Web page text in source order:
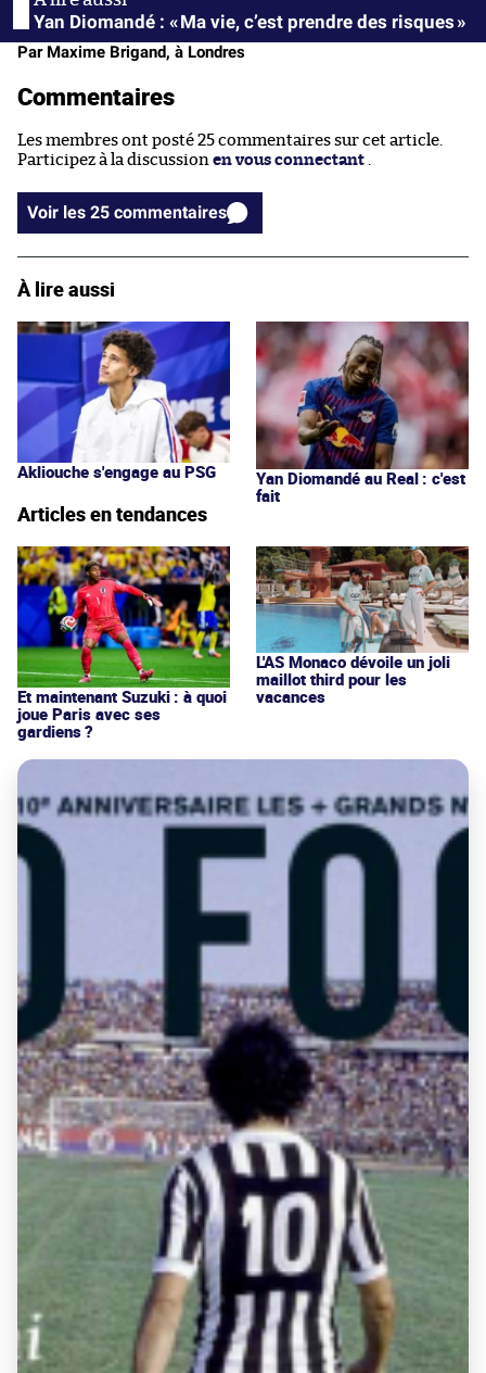
Yan Diomandé : « Ma vie, c’est prendre des risques »
Par Maxime Brigand, à Londres
Commentaires
Les membres ont posté 25 commentaires sur cet article.
Participez à la discussion en vous connectant
Voir les 25 commentaires
À lire aussi
Akliouche s'engage au PSG
Yan Diomandé au Real : c'est
fait
Articles en tendances
Et maintenant Suzuki : à quoi
joue Paris avec ses
gardiens ?
L'AS Monaco dévoile un joli
maillot third pour les
vacances